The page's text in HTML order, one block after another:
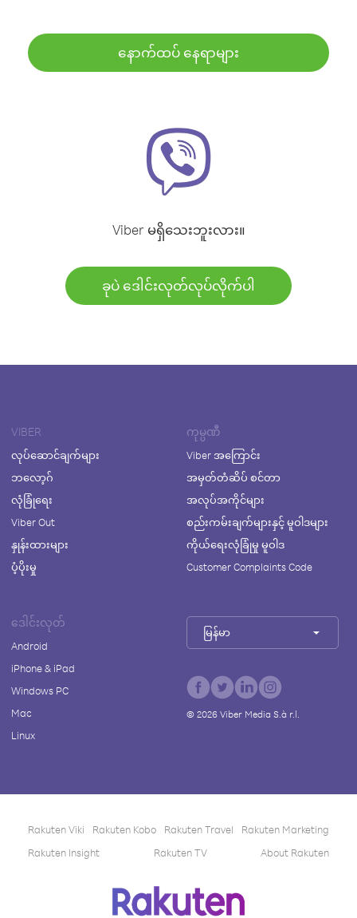
နောက်ထပ် နေရာများ
Viber မရှိသေးဘူးလား။
ခုပဲ ဒေါင်းလုတ်လုပ်လိုက်ပါ
VIBER
လုပ်ဆောင်ချက်များ
ဘလော့ဂ်
လုံခြုံရေး
Viber Out
နှုန်းထားများ
ပံ့ပိုးမှု
ကုမ္ပဏီ
Viber အကြောင်း
အမှတ်တံဆိပ် စင်တာ
အလုပ်အကိုင်များ
စည်းကမ်းချက်များနှင့် မူဝါဒများ
ကိုယ်ရေးလုံခြုံမှု မူဝါဒ
Customer Complaints Code
ဒေါင်းလုတ်
Android
iPhone & iPad
Windows PC
Mac
Linux
မြန်မာ
© 2026Viber Media S.à r.l.
Rakuten Viki Rakuten Kobo Rakuten Travel
Rakuten Marketing
Rakuten Insight
Rakuten TV About Rakuten